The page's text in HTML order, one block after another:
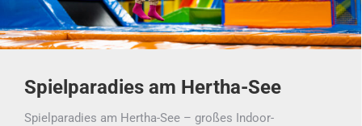
Spielparadies am Hertha-See
Spielparadies am Hertha-See – großes Indoor-